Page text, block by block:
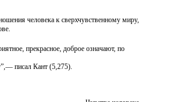
человека к сверхчувственному миру,
прекрасное, доброе означают, по
писал Кант (5,275).